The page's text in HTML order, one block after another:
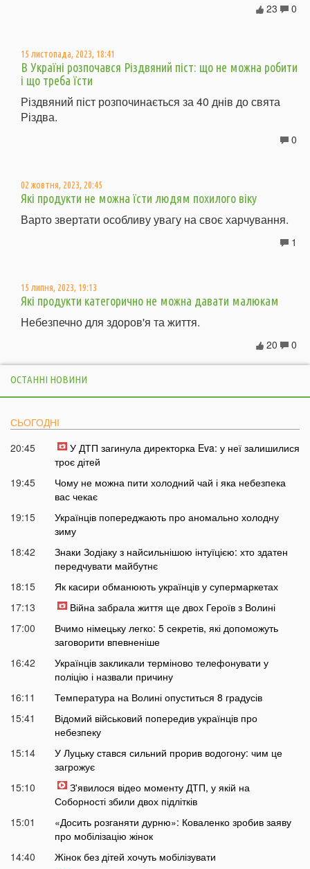
0
23
15 листопада, 2023, 18:41
В Україні розпочався Різдвяний піст: що не можна робити
і що треба їсти
Різдвяний піст розпочинається за 40 днів до свята
Різдва.
0
02 жовтня, 2023, 20:45
Які продукти не можна їсти людям похилого віку
Варто звертати особливу увагу на своє харчування.
1
15 липня, 2023, 19:13
Які продукти категорично не можна давати малюкам
Небезпечно для здоров'я та життя.
0
20
ОСТАННІ НОВИНИ
СЬОГОДНІ
20:45
У ДТП загинула директорка Eva: у неї залишилися
троє дітей
19:45
Чому не можна пити холодний чай і яка небезпека
вас чекає
19:15
Українців попереджають про аномально холодну
зиму
18:42
Знаки Зодіаку з найсильнішою інтуїцією: хто здатен
передчувати майбутнє
18:15
Як касири обманюють українців у супермаркетах
17:13
Війна забрала життя ще двох Героїв з Волині
17:00
Вчимо німецьку легко: 5 секретів, які допоможуть
заговорити впевненіше
16:42
Українців закликали терміново телефонувати у
поліцію і назвали причину
16:11
Температура на Волині опуститься 8 градусів
15:41
Відомий військовий попередив українців про
небезпеку
15:14
У Луцьку стався сильний прорив водогону: чим це
загрожує
15:10
З'явилося відео моменту ДТП, у якій на
Соборності збили двох підлітків
15:01
«Досить розганяти дурню»: Коваленко зробив заяву
про мобілізацію жінок
14:40
Жінок без дітей хочуть мобілізувати